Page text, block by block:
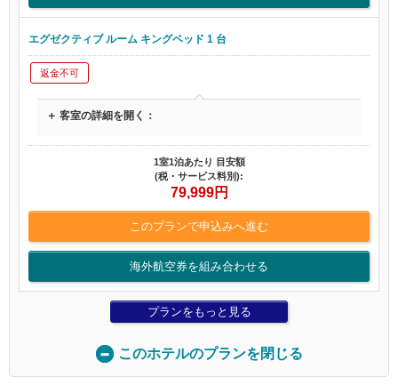
エグゼクティブ ルーム キングベッド 1 台
返金不可
＋ 客室の詳細を開く：
1室1泊あたり 目安額
(税・サービス料別):
79,999円
このプランで申込みへ進む
海外航空券を組み合わせる
プランをもっと見る
このホテルのプランを閉じる